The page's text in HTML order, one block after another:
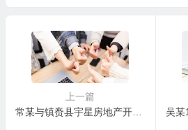
上一篇
常某与镇赉县宇星房地产开发有限责任公司、吴某房屋买卖合同纠纷一审民事判决书